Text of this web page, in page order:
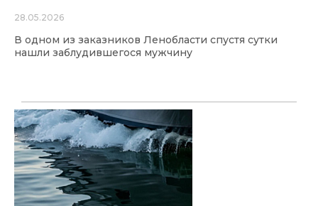
28.05.2026
В одном из заказников Ленобласти спустя сутки
нашли заблудившегося мужчину